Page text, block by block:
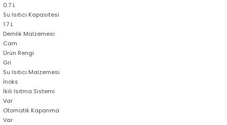
0.7 L
Su Isıtıcı Kapasitesi
1.7 L
Demlik Malzemesi
Cam
Ürün Rengi
Gri
Su Isıtıcı Malzemesi
İnoks
İkili Isıtma Sistemi
Var
Otomatik Kapanma
Var